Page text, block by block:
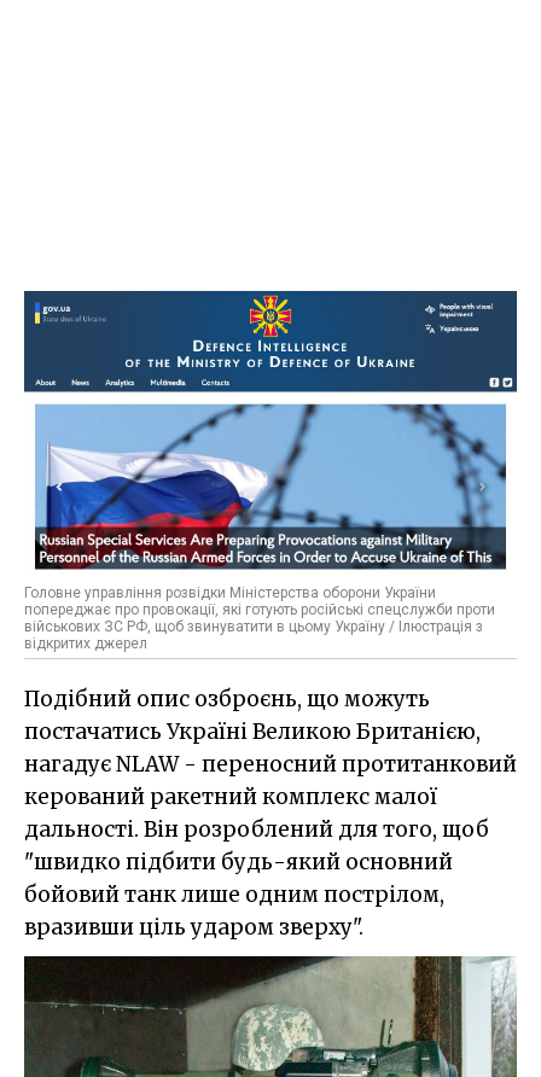
Головне управління розвідки Міністерства оборони України
попереджає про провокації, які готують російські спецслужби проти
військових ЗС РФ, щоб звинуватити в цьому Україну / Ілюстрація з
відкритих джерел
Подібний опис озброєнь, що можуть
постачатись Україні Великою Британією,
нагадує NLAW - переносний протитанковий
керований ракетний комплекс малої
дальності. Він розроблений для того, щоб
"швидко підбити будь-який основний
бойовий танк лише одним пострілом,
вразивши ціль ударом зверху".